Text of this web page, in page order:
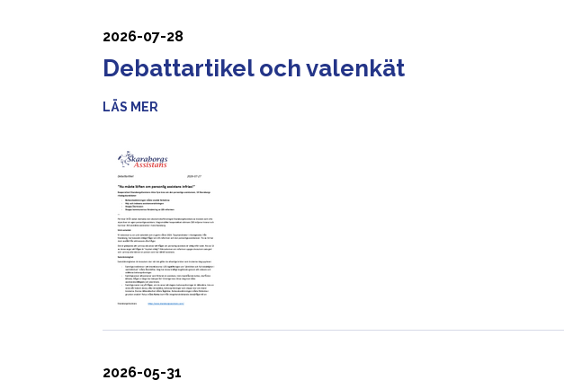
2026-07-28
Debattartikel och valenkät
LÄS MER
2026-05-31